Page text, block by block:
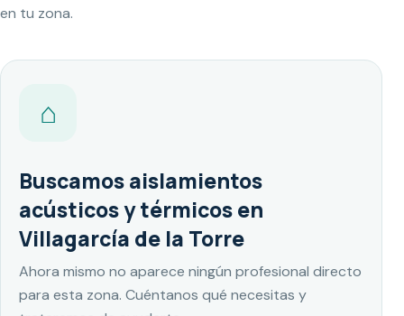
en tu zona.
⌂
Buscamos aislamientos
acústicos y térmicos en
Villagarcía de la Torre
Ahora mismo no aparece ningún profesional directo
para esta zona. Cuéntanos qué necesitas y